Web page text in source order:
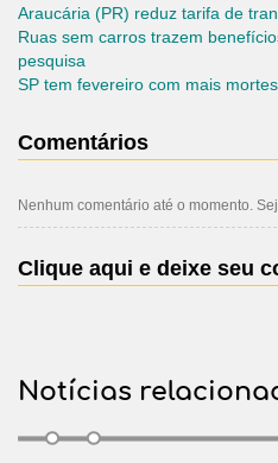
Araucária (PR) reduz tarifa de
Ruas sem carros trazem
pesquisa
SP tem fevereiro com mais
Comentários
Nenhum comentário até o momento.
Clique aqui e deixe seu
Notícias